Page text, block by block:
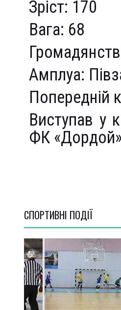
Зріст: 170
Вага: 68
Амплуа:
Попередній
Виступав у
ФК
СПОРТИВНI ПОДІЇ